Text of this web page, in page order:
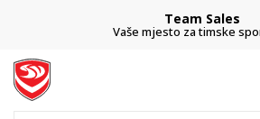
Team Sales
Vaše mjesto za timske